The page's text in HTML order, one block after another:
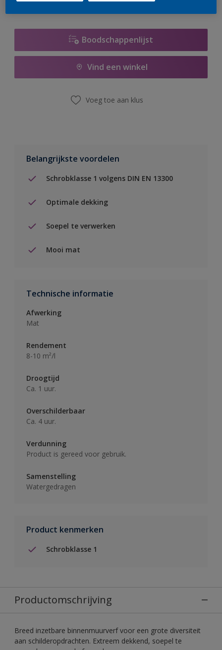
Boodschappenlijst
Vind een winkel
Voeg toe aan klus
Belangrijkste voordelen
Schrobklasse 1 volgens DIN EN 13300
Optimale dekking
Soepel te verwerken
Mooi mat
Technische informatie
Afwerking
Mat
Rendement
8-10 m²/l
Droogtijd
Ca. 1 uur.
Overschilderbaar
Ca. 4 uur.
Verdunning
Product is gereed voor gebruik.
Samenstelling
Watergedragen
Product kenmerken
Schrobklasse 1
Productomschrijving
Breed inzetbare binnenmuurverf voor een grote diversiteit
aan schilderopdrachten. Extreem dekkend, soepel te